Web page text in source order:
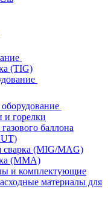
(TIG)
и горелки
баллона
сварка (MIG/MAG)
(MMA)
и комплектующие
материалы для